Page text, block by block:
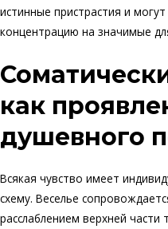
истинные пристрастия и
концентрацию на значимые
как
душевного
Всякая чувство имеет
схему. Веселье
расслаблением верхней